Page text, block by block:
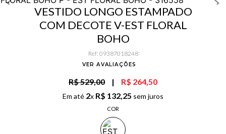
VESTIDO LONGO ESTAMPADO
COM DECOTE V-EST FLORAL
BOHO
Ref: 09387018248
VER AVALIAÇÕES
R$ 529,00 | R$ 264,50
Em até 2x R$ 132,25 sem juros
COR